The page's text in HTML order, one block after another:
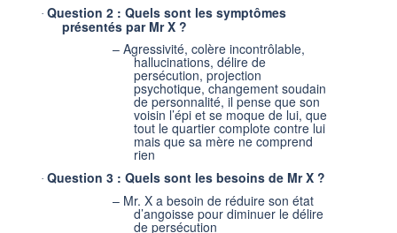
· Question 2 : Quels sont les symptômes
présentés par Mr X ?
– Agressivité, colère incontrôlable,
hallucinations, délire de
persécution, projection
psychotique, changement soudain
de personnalité, il pense que son
voisin l’épi et se moque de lui, que
tout le quartier complote contre lui
mais que sa mère ne comprend
rien
· Question 3 : Quels sont les besoins de Mr X ?
– Mr. X a besoin de réduire son état
d’angoisse pour diminuer le délire
de persécution